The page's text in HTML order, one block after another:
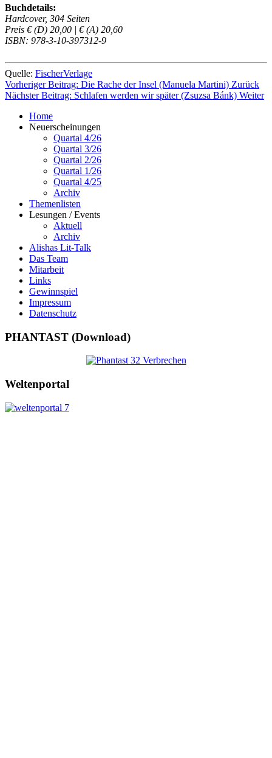
Buchdetails:
Hardcover, 304 Seiten
Preis € (D) 20,00 | € (A) 20,60
ISBN: 978-3-10-397312-9
Quelle: FischerVerlage
Vorheriger Beitrag: Die Rache der Insel (Manuela Martini) Zurück
Nächster Beitrag: Schlafen werden wir später (Zsuzsa Bánk) Weiter
Home
Neuerscheinungen
Quartal 4/26
Quartal 3/26
Quartal 2/26
Quartal 1/26
Quartal 4/25
Archiv
Themenlisten
Lesungen / Events
Aktuell
Archiv
Alishas Lit-Talk
Das Team
Mitarbeit
Links
Gewinnspiel
Impressum
Datenschutz
PHANTAST (Download)
Weltenportal